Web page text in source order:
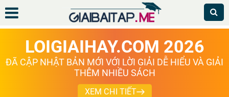
LOIGIAIHAY.COM 2026
ĐÃ CẬP NHẬT BẢN MỚI VỚI LỜI GIẢI DỄ HIỂU VÀ GIẢI
THÊM NHIỀU SÁCH
XEM CHI TIẾT